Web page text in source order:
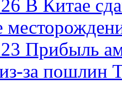
В Китае
Прибыль
за пошлин